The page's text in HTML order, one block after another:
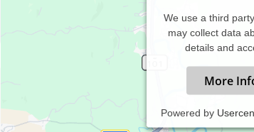
We use a third
may collect data
details and
More
Powered by
Ich biete mit meiner Arbeit in Problemsituationen